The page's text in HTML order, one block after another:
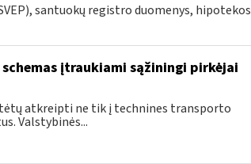
santuokų registro duomenys, hipotekos
įtraukiami sąžiningi pirkėjai
atkreipti ne tik į technines transporto
Valstybinės...